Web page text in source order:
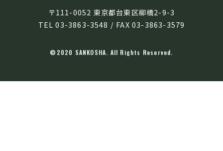
〒111-0052 東京都台東区柳橋2-9-3
TEL 03-3863-3548 / FAX 03-3863-3579
©2020 SANKOSHA. All Rights Reserved.